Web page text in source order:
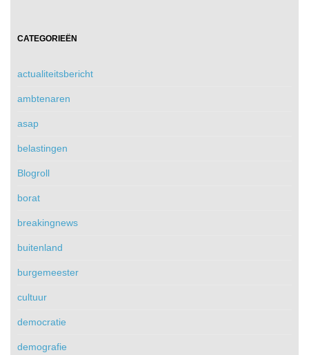
CATEGORIEËN
actualiteitsbericht
ambtenaren
asap
belastingen
Blogroll
borat
breakingnews
buitenland
burgemeester
cultuur
democratie
demografie